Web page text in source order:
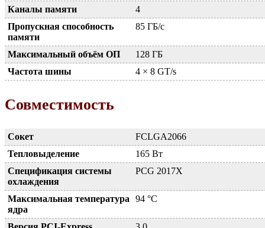
Каналы памяти
4
Пропускная способность
памяти
85 ГБ/с
Максимальный объём ОП
128 ГБ
Частота шины
4 × 8 GT/s
Совместимость
Сокет
FCLGA2066
Тепловыделение
165 Вт
Спецификация системы
охлаждения
PCG 2017X
Максимальная температура
ядра
94 °C